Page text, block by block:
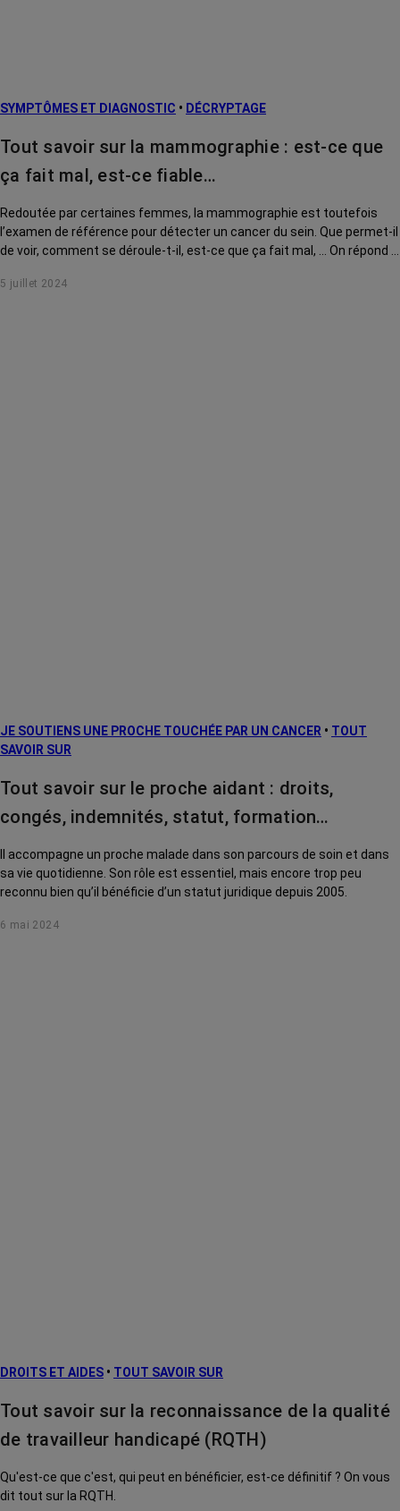
SYMPTÔMES ET DIAGNOSTIC • DÉCRYPTAGE
Tout savoir sur la mammographie : est-ce que
ça fait mal, est-ce fiable…
Redoutée par certaines femmes, la mammographie est toutefois
l’examen de référence pour détecter un cancer du sein. Que permet-il
de voir, comment se déroule-t-il, est-ce que ça fait mal, ... On répond à
5 juillet 2024
JE SOUTIENS UNE PROCHE TOUCHÉE PAR UN CANCER • TOUT
SAVOIR SUR
Tout savoir sur le proche aidant : droits,
congés, indemnités, statut, formation…
Il accompagne un proche malade dans son parcours de soin et dans
sa vie quotidienne. Son rôle est essentiel, mais encore trop peu
reconnu bien qu’il bénéficie d’un statut juridique depuis 2005.
6 mai 2024
DROITS ET AIDES • TOUT SAVOIR SUR
Tout savoir sur la reconnaissance de la qualité
de travailleur handicapé (RQTH)
Qu'est-ce que c'est, qui peut en bénéficier, est-ce définitif ? On vous
dit tout sur la RQTH.